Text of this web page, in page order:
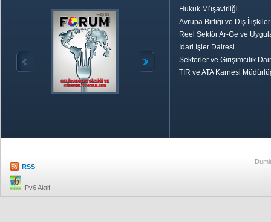
Hukuk Müşavirliği
Avrupa Birliği ve Dış
Reel Sektör Ar-Ge ve
İdari İşler Dairesi
Sektörler ve Girişimcilik
TIR ve ATA Karnesi
RSS
IPv6 Aktif